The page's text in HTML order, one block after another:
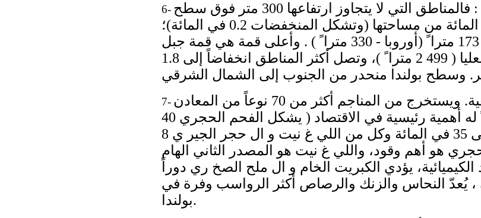
6- وبولندا بلد أراض يه واطئة : فالمناطق التي لا يتجاوز ارتفاعها 300 متر فوق سطح
البحر تمثل نسبة 91.3 في المائة من مساحتها (وتشكل المنخفضات 0.2 في المائة)؛
ويبلغ متوسط الارتفاع 173 مترا ً (أوروبا - 330 مترا ً ) . وأعلى قمة هي قمة جبل
ريزي في جبال تاتراس العليا ( 499 2 مترا ً )، وتصل أكثر المناطق انخفاضاً إلى 1.8
7- وبولندا غنية بالموارد الطبيعية. ويستخرج من المناجم أكثر من 70 نوعاً من المعادن
المختلفة، منها 40 معدنا ً له أهمية رئيسية في الاقتصاد ( يشكل الفحم الحجري 40
في المائة والرمل والحصى 35 في المائة وكل من اللي غ نيت و ال حجر الجير ي 8
هو أهم وقود، واللي غ نيت هو المصدر الثاني الهام
يؤدي الكبريت الخام و ال ملح الصخ ري دوراً
، يُعدّ النحاس والزنك والرصاص أكثر الرواسب وفرة في
بولندا.